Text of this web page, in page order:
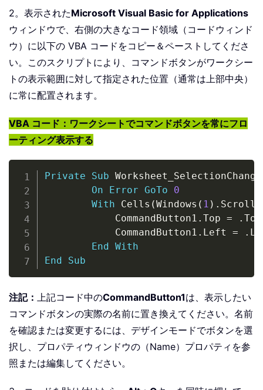
2。表示されたMicrosoft Visual Basic for Applications
ウィンドウで、右側の大きなコード領域（コードウィンド
ウ）に以下の VBA コードをコピー＆ペーストしてくださ
い。このスクリプトにより、コマンドボタンがワークシー
トの表示範囲に対して指定された位置（通常は上部中央）
に常に配置されます。
VBA コード：ワークシートでコマンドボタンを常にフロ
ーティング表示する
Private Sub Worksheet_SelectionChange
On
Error GoTo
0
With Cells (Windows ( 1 ) .
            CommandButton1
. Top = .
            CommandButton1
. Left = .
End
With
End
Sub
Copy
注記： 上記コード中のCommandButton1は、表示したい
コマンドボタンの実際の名前に置き換えてください。名前
を確認または変更するには、デザインモードでボタンを選
択し、プロパティウィンドウの（Name）プロパティを参
照または編集してください。